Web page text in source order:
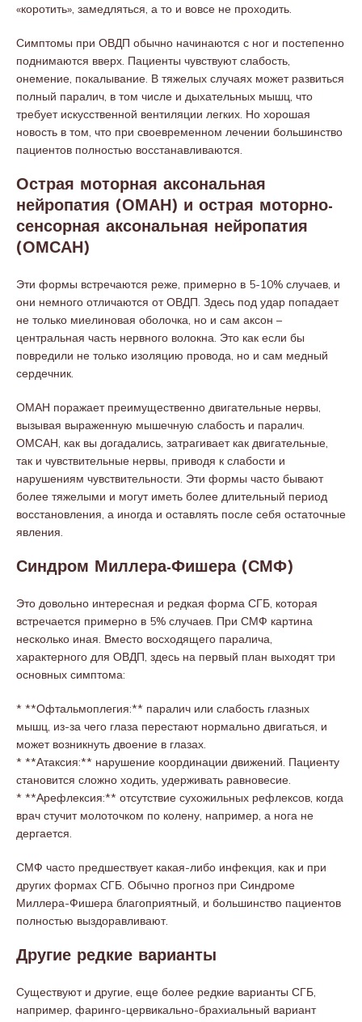
«коротить», замедляться, а то и вовсе не проходить.
Симптомы при ОВДП обычно начинаются с ног и постепенно
поднимаются вверх. Пациенты чувствуют слабость,
онемение, покалывание. В тяжелых случаях может развиться
полный паралич, в том числе и дыхательных мышц, что
требует искусственной вентиляции легких. Но хорошая
новость в том, что при своевременном лечении большинство
пациентов полностью восстанавливаются.
Острая моторная аксональная
нейропатия (ОМАН) и острая моторно-
сенсорная аксональная нейропатия
(ОМСАН)
Эти формы встречаются реже, примерно в 5-10% случаев, и
они немного отличаются от ОВДП. Здесь под удар попадает
не только миелиновая оболочка, но и сам аксон –
центральная часть нервного волокна. Это как если бы
повредили не только изоляцию провода, но и сам медный
сердечник.
ОМАН поражает преимущественно двигательные нервы,
вызывая выраженную мышечную слабость и паралич.
ОМСАН, как вы догадались, затрагивает как двигательные,
так и чувствительные нервы, приводя к слабости и
нарушениям чувствительности. Эти формы часто бывают
более тяжелыми и могут иметь более длительный период
восстановления, а иногда и оставлять после себя остаточные
явления.
Синдром Миллера-Фишера (СМФ)
Это довольно интересная и редкая форма СГБ, которая
встречается примерно в 5% случаев. При СМФ картина
несколько иная. Вместо восходящего паралича,
характерного для ОВДП, здесь на первый план выходят три
основных симптома:
* **Офтальмоплегия:** паралич или слабость глазных
мышц, из-за чего глаза перестают нормально двигаться, и
может возникнуть двоение в глазах.
* **Атаксия:** нарушение координации движений. Пациенту
становится сложно ходить, удерживать равновесие.
* **Арефлексия:** отсутствие сухожильных рефлексов, когда
врач стучит молоточком по колену, например, а нога не
дергается.
СМФ часто предшествует какая-либо инфекция, как и при
других формах СГБ. Обычно прогноз при Синдроме
Миллера-Фишера благоприятный, и большинство пациентов
полностью выздоравливают.
Другие редкие варианты
Существуют и другие, еще более редкие варианты СГБ,
например, фаринго-цервикально-брахиальный вариант